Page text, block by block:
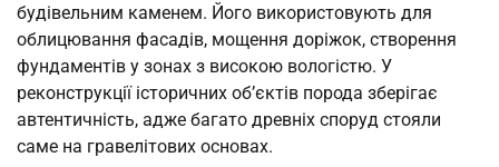
будівельним каменем. Його використовують для
облицювання фасадів, мощення доріжок, створення
фундаментів у зонах з високою вологістю. У
реконструкції історичних об’єктів порода зберігає
автентичність, адже багато древніх споруд стояли
саме на гравелітових основах.